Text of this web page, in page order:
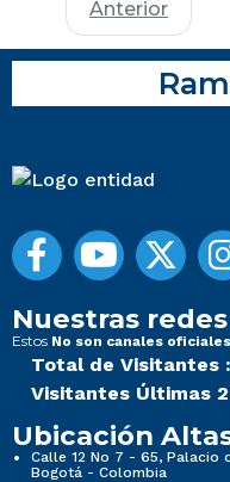
Anterior
Nuestras
Estos No son canales oficiales
Total de Visitantes :
Visitantes Últimas
Ubicación
Calle 12 No 7 - 65, Palacio
Bogotá - Colombia